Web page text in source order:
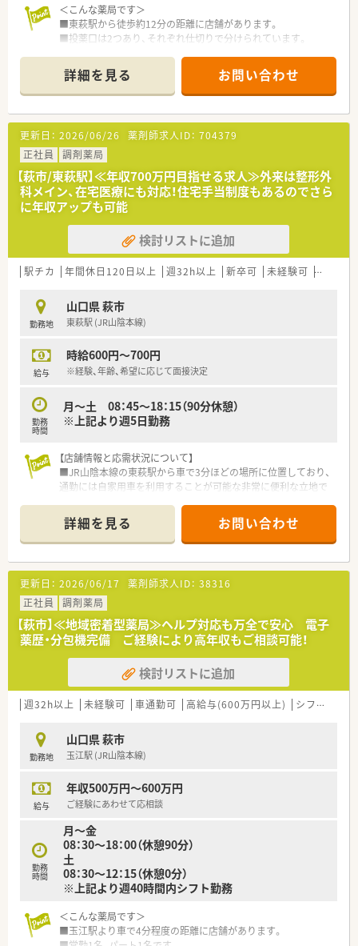
＜こんな薬局です＞
■東萩駅から徒歩約12分の距離に店舗があります。
■投薬口は2つあり、それぞれ仕切りで分けられています。
■地域に根付いた薬局で地域医療に貢献したい方、長く腰を据え
て働きたい方におすすめの環境です。
＜業務内容＞
■近隣のクリニックより眼科や内科、整形外科、外科、泌尿器科
など複数科目を処方応需しています。
＜研修制度＞
■現場の先輩薬剤師より指導を受けて頂きます。
■研修に関しては薬剤師さん自身に任せており、自分のペースで
研修などを受ける事が可能です。またその際かかる費用は会社
から補助されます。
＜法人特徴＞
■福岡県に本部があり西日本に調剤薬局を展開しております。
おり、安定した基盤を持っています。
■残業代が1分単位で支給され、有休取得の取得率も高いことか
ら離職率が低く、10年以上勤務されている方が半数以上となっ
■介護向け住宅改修や医療機器の販売も行って、総合医療に取り
組んでおります。
詳細を見る お問い合わせ
更新日： 2026/06/26 薬剤師求人ID： 704379
正社員
調剤薬局
【萩市/東萩駅】≪年収700万円目指せる求人≫外来は整形外
科メイン、在宅医療にも対応！住宅手当制度もあるのでさら
に年収アップも可能
検討リストに追加
駅チカ 年間休日120日以上 週32h以上 新卒可 未経験可 ブラン
勤務地
山口県 萩市
東萩駅 (JR山陰本線)
給与
時給600円～700円
※経験、年齢、希望に応じて面接決定
勤務
時間
月～土 08：45～18：15（90分休憩）
※上記より週5日勤務
【店舗情報と応需状況について】
■JR山陰本線の東萩駅から車で3分ほどの場所に位置しており、
通勤には自家用車を利用することが可能な非常に便利な立地で
■近隣の整形外科クリニックから処方箋をメインに受け付けて
おり、1日あたりの応需枚数は概ね60枚から70枚程度となりま
す。
■薬剤師は正社員2名とパート1名の体制で、事務員3名と共に協
力しながら、迅速かつ丁寧な調剤業務を日々実践している店舗で
す。
【法人特徴について】
■山口県内に計3店舗の調剤薬局を展開しており、北浦地区の地
域医療を長年にわたって支え続けている歴史と実績のある法人
です。
■社長自身が薬剤師免許を保持しているため、現場の苦労ややり
がいを十分に理解しており、専門職が働きやすい環境が整ってい
ます。
療体制を支える社会貢献度の高い役割を担っているのが特徴で
す。
■正社員の勤務薬剤師を募集しており、想定年収は600万円から
700万円と、地域の中でも比較的高水準な給与提示が魅力の案件
■昇給は年1回、賞与は年2回で計4.5ヶ月から5.0ヶ月分の支給実
績があり、日頃の頑張りがしっかりと還元される仕組みです。
■住宅手当や家具付きの借上社宅制度も完備されているため、生
活基盤を安定させながら新しい土地での生活をスタートさせる
ことが可能です。
詳細を見る お問い合わせ
更新日： 2026/06/17 薬剤師求人ID： 38316
正社員
調剤薬局
【萩市】≪地域密着型薬局≫ヘルプ対応も万全で安心 電子
薬歴・分包機完備 ご経験により高年収もご相談可能！
検討リストに追加
週32h以上 未経験可 車通勤可 高給与(600万円以上) シフト制
勤務地
山口県 萩市
玉江駅 (JR山陰本線)
給与
年収500万円～600万円
ご経験にあわせて応相談
勤務
時間
月～金
08：30～18：00（休憩90分）
土
08：30～12：15（休憩0分）
※上記より週40時間内シフト勤務
＜こんな薬局です＞
■玉江駅より車で4分程度の距離に店舗があります。